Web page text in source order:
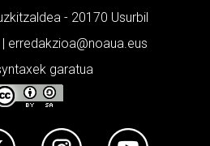
- 20170 Usurbil
erredakzioa@noaua.eus
garatua